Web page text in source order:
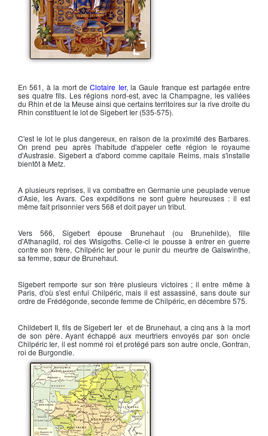
En 561, à la mort deClotaire Ier, la Gaule franque est partagée entre
ses quatre fils. Les régions nord-est, avec la Champagne, les vallées
du Rhin et de la Meuse ainsi que certains territoires sur la rive droite du
Rhin constituent le lot de Sigebert Ier (535-575).
C'est le lot le plus dangereux, en raison de la proximité des Barbares.
On prend peu après l'habitude d'appeler cette région le royaume
d'Austrasie. Sigebert a d'abord comme capitale Reims, mais s'installe
bientôt à Metz.
A plusieurs reprises, il va combattre en Germanie une peuplade venue
d’Asie, les Avars. Ces expéditions ne sont guère heureuses : il est
même fait prisonnier vers 568 et doit payer un tribut.
Vers 566,Sigebert épouse Brunehaut (ou Brunehilde), fille
d'Athanagild, roi des Wisigoths. Celle-ci le pousse à entrer en guerre
contre son frère, Chilpéric Ier pour le punir du meurtre de Galswinthe,
sa femme, sœur de Brunehaut.
Sigebert remporte sur son frère plusieurs victoires ; il entre même à
Paris, d'où s'est enfui Chilpéric, mais il est assassiné, sans doute sur
ordre de Frédégonde, seconde femme de Chilpéric, en décembre 575.
Childebert II, fils deSigebert Ier et de Brunehaut, a cinq ans à la mort
de son père. Ayant échappé aux meurtriers envoyés par son oncle
Chilpéric Ier, il est nommé roi et protégé pars son autre oncle,Gontran,
roi de Burgondie.